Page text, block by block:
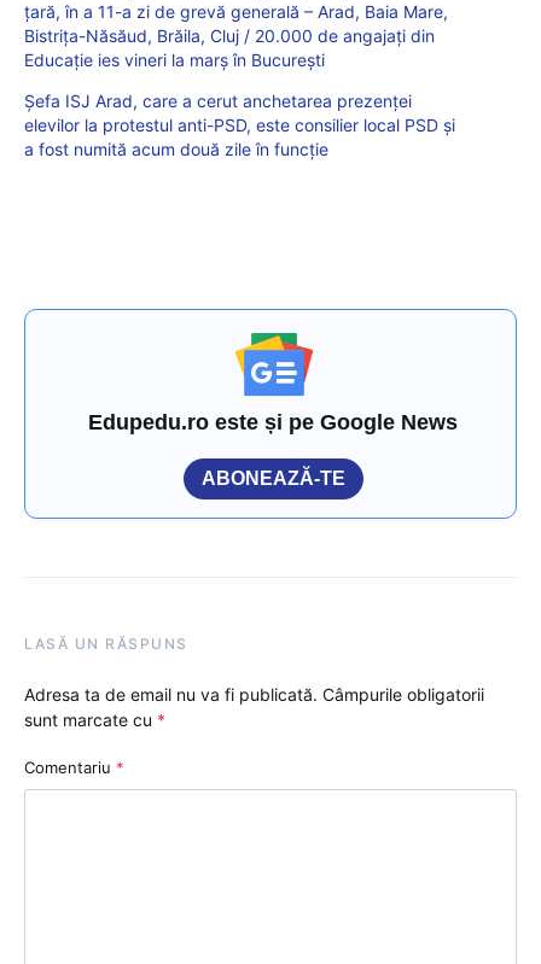
țară, în a 11-a zi de grevă generală – Arad, Baia Mare,
Bistrița-Năsăud, Brăila, Cluj / 20.000 de angajați din
Educație ies vineri la marș în București
Șefa ISJ Arad, care a cerut anchetarea prezenței
elevilor la protestul anti-PSD, este consilier local PSD și
a fost numită acum două zile în funcție
Edupedu.ro este și pe Google News
ABONEAZĂ-TE
LASĂ UN RĂSPUNS
Adresa ta de email nu va fi publicată. Câmpurile obligatorii
sunt marcate cu *
Comentariu *